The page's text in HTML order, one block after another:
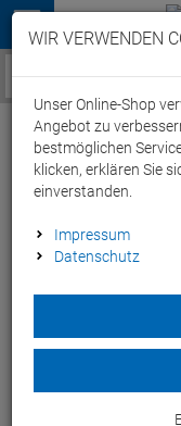
Menü
Orbea Terra
Roadbike - S
Mit einer
Gravel Roadbike an
WIR VERWENDEN
Unser Online-Shop
Angebot zu
bestmöglichen
klicken, erklären Sie
einverstanden.
Impressum
Datenschutz